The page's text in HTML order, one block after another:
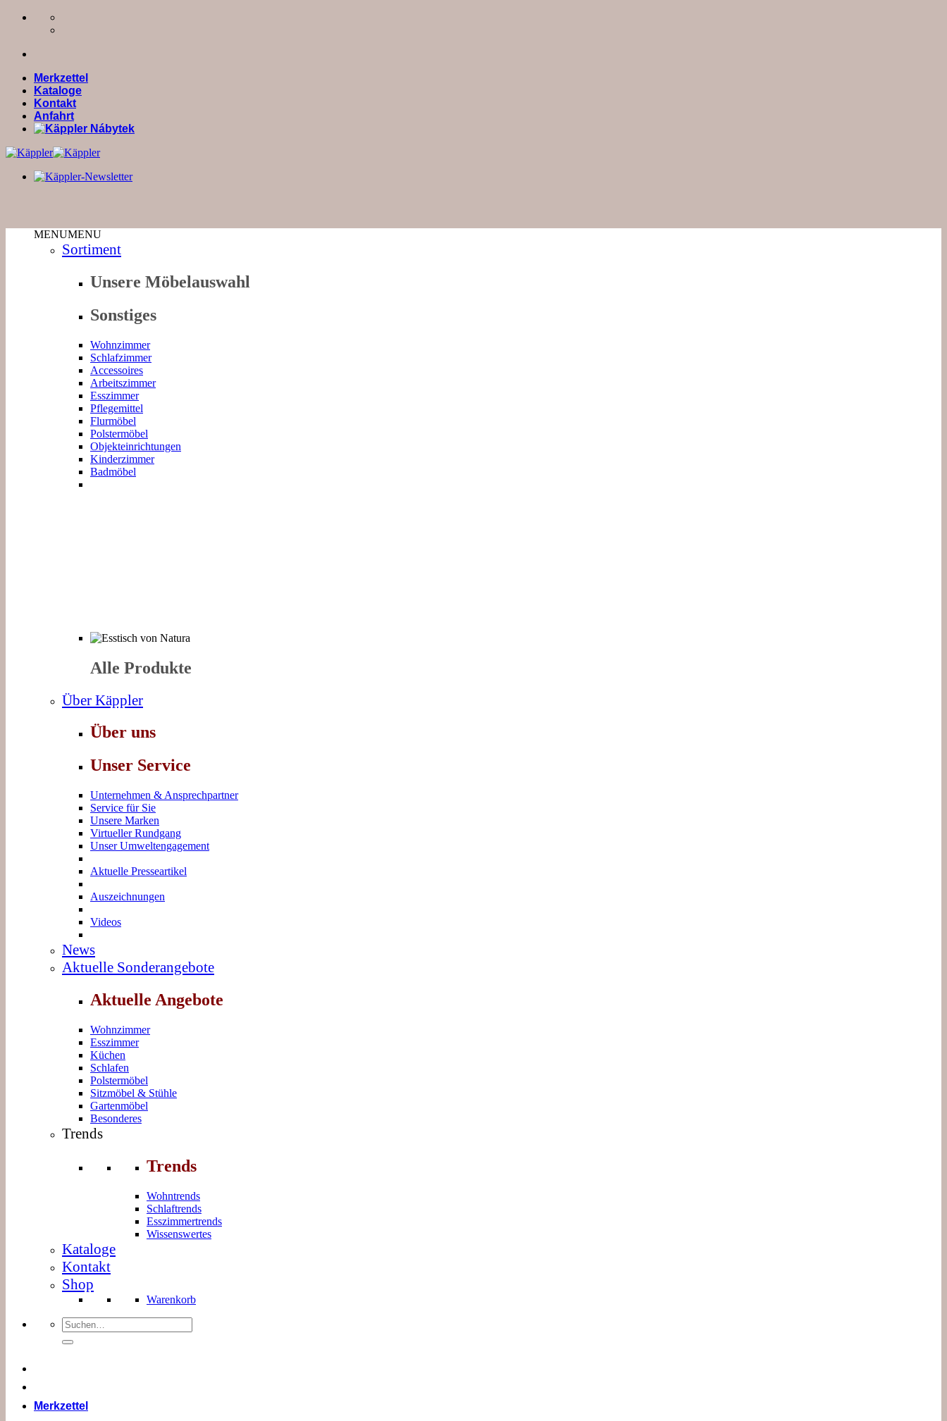
Zum
Merkzettel
Kataloge
Kontakt
Anfahrt
MENUMENU
Sortiment
Unsere Möbelauswahl
Sonstiges
Wohnzimmer
Schlafzimmer
Accessoires
Arbeitszimmer
Esszimmer
Pflegemittel
Flurmöbel
Polstermöbel
Objekteinrichtungen
Kinderzimmer
Badmöbel
Alle Produkte
Über Käppler
Über uns
Unser Service
Unternehmen & Ansprechpartner
Service für Sie
Unsere Marken
Virtueller Rundgang
Unser Umweltengagement
Aktuelle Presseartikel
Auszeichnungen
Videos
News
Aktuelle Sonderangebote
Aktuelle Angebote
Wohnzimmer
Esszimmer
Küchen
Schlafen
Polstermöbel
Sitzmöbel & Stühle
Gartenmöbel
Besonderes
Trends
Trends
Wohntrends
Schlaftrends
Esszimmertrends
Wissenswertes
Kataloge
Kontakt
Shop
Warenkorb
Suchen
nach:
Merkzettel